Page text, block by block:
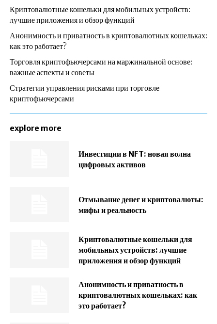
Криптовалютные кошельки для мобильных устройств:
лучшие приложения и обзор функций
Анонимность и приватность в криптовалютных кошельках:
как это работает?
Торговля криптофьючерсами на маржинальной основе:
важные аспекты и советы
Стратегии управления рисками при торговле
криптофьючерсами
explore more
Инвестиции в NFT: новая волна
цифровых активов
Отмывание денег и криптовалюты:
мифы и реальность
Криптовалютные кошельки для
мобильных устройств: лучшие
приложения и обзор функций
Анонимность и приватность в
криптовалютных кошельках: как
это работает?